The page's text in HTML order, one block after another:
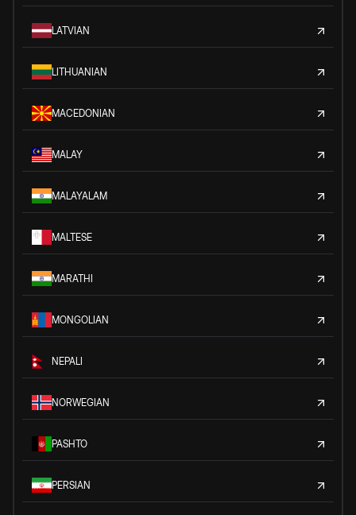
LATVIAN
LITHUANIAN
MACEDONIAN
MALAY
MALAYALAM
MALTESE
MARATHI
MONGOLIAN
NEPALI
NORWEGIAN
PASHTO
PERSIAN